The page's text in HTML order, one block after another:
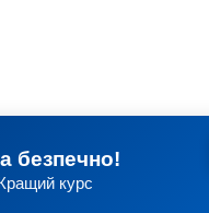
безпечно!
курс